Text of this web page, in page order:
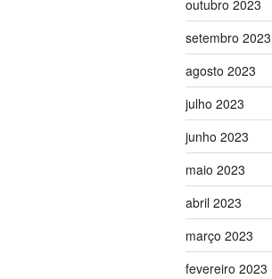
outubro 2023
setembro 2023
agosto 2023
julho 2023
junho 2023
maio 2023
abril 2023
março 2023
fevereiro 2023